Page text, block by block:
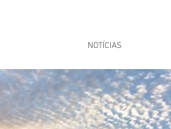
NOTÍCIAS